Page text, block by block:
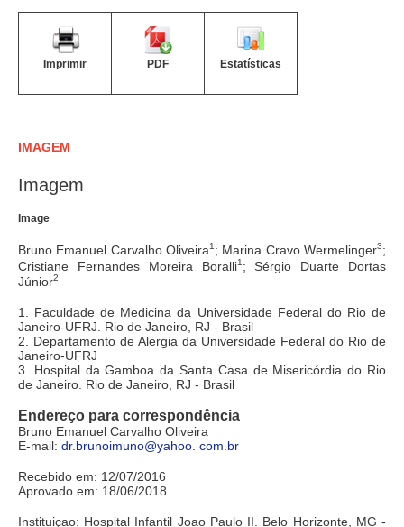
Imprimir PDF Estatísticas
IMAGEM
Imagem
Image
Bruno Emanuel Carvalho Oliveira1 ; Marina Cravo Wermelinger3;
Cristiane Fernandes Moreira Boralli1 ; Sérgio Duarte Dortas
Júnior2
1. Faculdade de Medicina da Universidade Federal do Rio de
Janeiro-UFRJ. Rio de Janeiro, RJ - Brasil
2. Departamento de Alergia da Universidade Federal do Rio de
Janeiro-UFRJ
3. Hospital da Gamboa da Santa Casa de Misericórdia do Rio
de Janeiro. Rio de Janeiro, RJ - Brasil
Endereço para correspondência
Bruno Emanuel Carvalho Oliveira
E-mail: dr.brunoimuno@yahoo. com.br
Recebido em: 12/07/2016
Aprovado em: 18/06/2018
Instituiçao: Hospital Infantil Joao Paulo II. Belo Horizonte, MG -